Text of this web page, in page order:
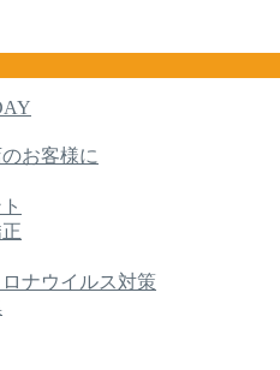
お客様に
ナウイルス対策